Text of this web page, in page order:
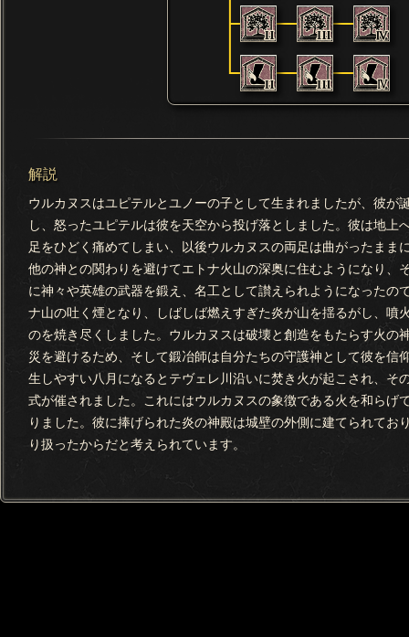
解説
ウルカヌスはユピテルとユノーの子として生まれましたが、彼が
し、怒ったユピテルは彼を天空から投げ落としました。彼は地上
足をひどく痛めてしまい、以後ウルカヌスの両足は曲がったまま
他の神との関わりを避けてエトナ火山の深奥に住むようになり、
に神々や英雄の武器を鍛え、名工として讃えられようになったの
ナ山の吐く煙となり、しばしば燃えすぎた炎が山を揺るがし、噴
のを焼き尽くしました。ウルカヌスは破壊と創造をもたらす火の
災を避けるため、そして鍛冶師は自分たちの守護神として彼を信
生しやすい八月になるとテヴェレ川沿いに焚き火が起こされ、そ
式が催されました。これにはウルカヌスの象徴である火を和らげ
りました。彼に捧げられた炎の神殿は城壁の外側に建てられてお
り扱ったからだと考えられています。